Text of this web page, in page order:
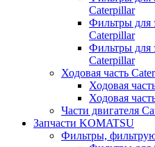
Caterpillar
Фильтры для
Caterpillar
Фильтры для
Caterpillar
Ходовая часть
Ходовая
Ходовая
Части двигателя
Запчасти KOMATSU
Фильтры,